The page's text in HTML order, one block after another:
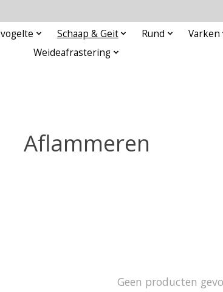
Schaap & Geit Rund Varken
Weideafrastering
Aflammeren
Geen producten